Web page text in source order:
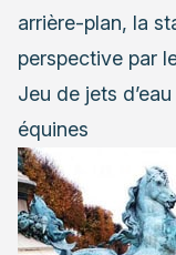
arrière-plan, la
perspective par
Jeu de jets
équines